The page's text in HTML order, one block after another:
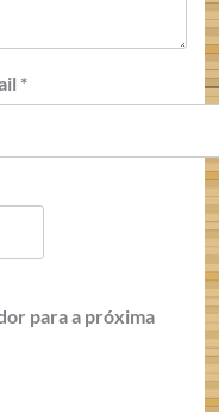
*
para a próxima